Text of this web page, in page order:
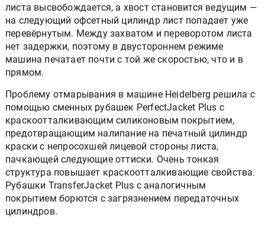
листа высвобождается, а хвост становится ведущим —
на следующий офсетный цилиндр лист попадает уже
перевёрнутым. Между захватом и переворотом листа
нет задержки, поэтому в двустороннем режиме
машина печатает почти с той же скоростью, что и в
прямом.
Проблему отмарывания в машине Heidelberg решила с
помощью сменных рубашек PerfectJacket Plus с
краскоотталкивающим силиконовым покрытием,
предотвращающим налипание на печатный цилиндр
краски с непросохшей лицевой стороны листа,
пачкающей следующие оттиски. Очень тонкая
структура повышает краскоотталкивающие свойства.
Рубашки TransferJacket Plus с аналогичным
покрытием борются с загрязнением передаточных
цилиндров.